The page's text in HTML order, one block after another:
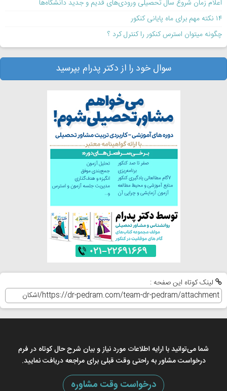
اعلام زمان شروع سال تحصیلی ورودی‌های قدیم و جدید دانشگاه‌ها
۱۴ نکته مهم برای ماه پایانی کنکور
چگونه میتوان استرس کنکور را کنترل کرد ؟
سوال خود را از دکتر پدرام بپرسید
لینک کوتاه این صفحه :
شما می‌توانید با ارایه اطلاعات مورد نیاز و بیان شرح حال کوتاه در فرم
درخواست مشاور به راحتی وقت قبلی برای مراجعه دریافت نمایید.
درخواست وقت مشاوره